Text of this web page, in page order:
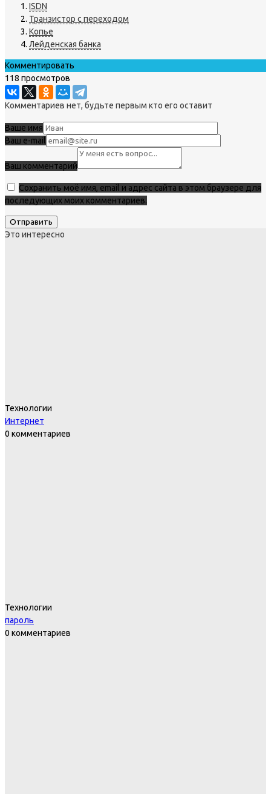
ISDN
Транзистор с переходом
Копье
Лейденская банка
Комментировать
118 просмотров
Комментариев нет, будьте первым кто его оставит
Ваше имя
Ваш e-mail
Ваш комментарий
Сохранить моё имя, email и адрес сайта в этом браузере для
последующих моих комментариев.
Это интересно
Технологии
Интернет
0 комментариев
Технологии
пароль
0 комментариев